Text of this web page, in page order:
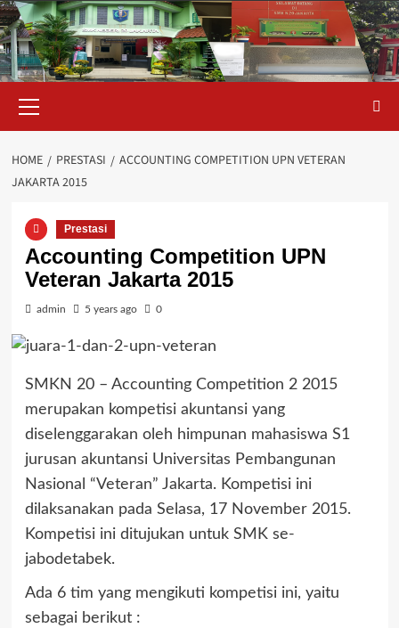
Skip
to
content
Menu
HOME PRESTASI
ACCOUNTING COMPETITION UPN VETERAN
JAKARTA 2015
Prestasi
Accounting Competition UPN
Veteran Jakarta 2015
admin 5 years ago 0
SMKN 20 – Accounting Competition 2 2015
merupakan kompetisi akuntansi yang
diselenggarakan oleh himpunan mahasiswa S1
jurusan akuntansi Universitas Pembangunan
Nasional “Veteran” Jakarta. Kompetisi ini
dilaksanakan pada Selasa, 17 November 2015.
Kompetisi ini ditujukan untuk SMK se-
jabodetabek.
Ada 6 tim yang mengikuti kompetisi ini, yaitu
sebagai berikut :